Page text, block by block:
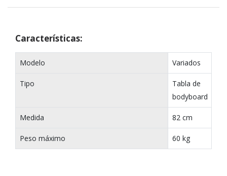
Características:
Modelo Variados
Tipo
Tabla de
bodyboard
Medida 82 cm
Peso máximo 60 kg